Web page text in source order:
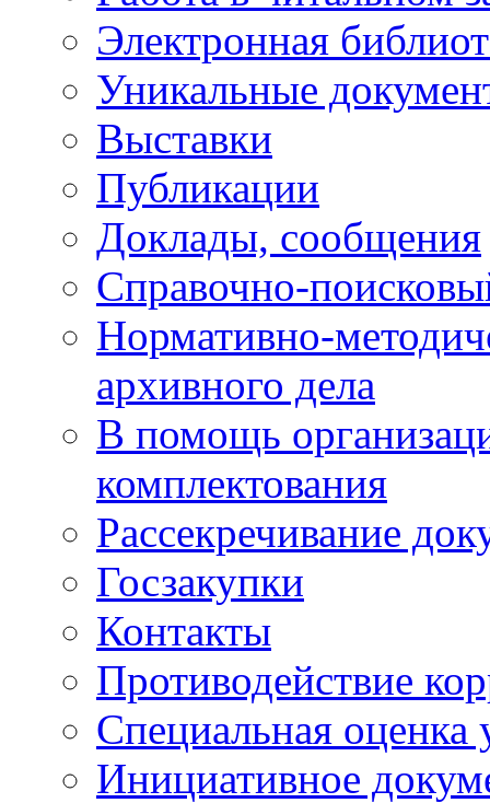
Электронная
Уникальные
Выставки
Публикации
Доклады, сообщения
Справочно-
Нормативно-
архивного дела
В помощь
комплектования
Рассекречивание
Госзакупки
Контакты
Противодействие
Специальная оценка
Инициативное